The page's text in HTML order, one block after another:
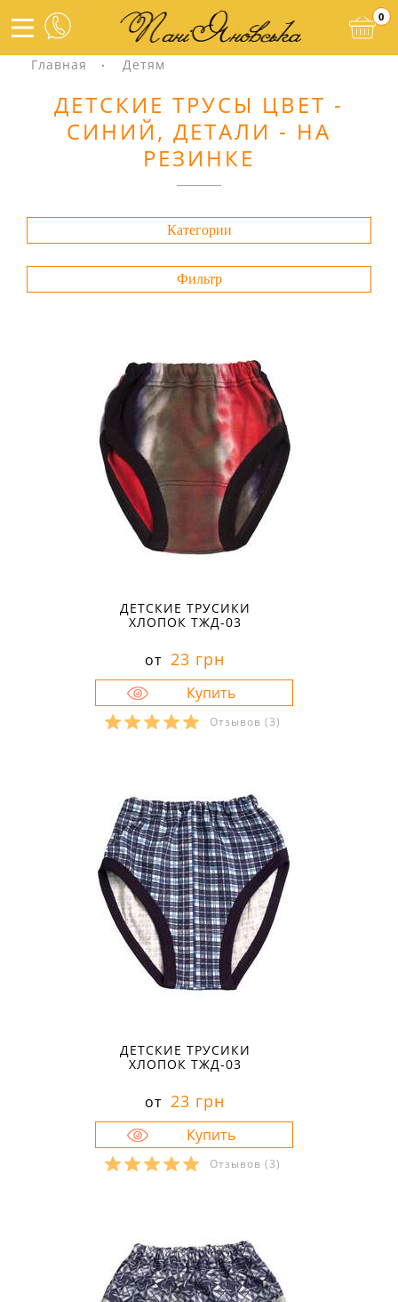
0
Главная Детям
ДЕТСКИЕ ТРУСЫ ЦВЕТ -
СИНИЙ, ДЕТАЛИ - НА
РЕЗИНКЕ
Категории
Фильтр
ДЕТСКИЕ ТРУСИКИ
ХЛОПОК ТЖД-03
от 23 грн
Отзывов (3)
ДЕТСКИЕ ТРУСИКИ
ХЛОПОК ТЖД-03
от 23 грн
Отзывов (3)